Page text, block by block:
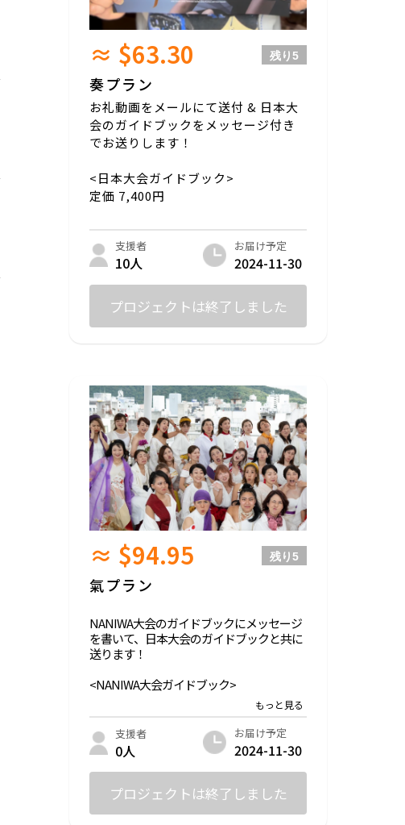
≈ $63.30 残り5
奏プラン
お礼動画をメールにて送付 & 日本大
会のガイドブックをメッセージ付き
でお送りします！
<日本大会ガイドブック>
定価 7,400円
支援者
10人
お届け予定
2024-11-30
プロジェクトは終了しました
≈ $94.95 残り5
氣プラン
NANIWA大会のガイドブックにメッセージ
を書いて、日本大会のガイドブックと共に
送ります！
<NANIWA大会ガイドブック>
<日本大会ガイドブック>
定価 7,400円
支援者
0人
お届け予定
2024-11-30
プロジェクトは終了しました